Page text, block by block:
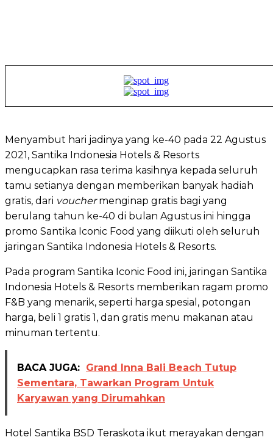
Menyambut hari jadinya yang ke-40 pada 22 Agustus
2021, Santika Indonesia Hotels & Resorts
mengucapkan rasa terima kasihnya kepada seluruh
tamu setianya dengan memberikan banyak hadiah
gratis, dari vouchermenginap gratis bagi yang
berulang tahun ke-40 di bulan Agustus ini hingga
promo Santika Iconic Food yang diikuti oleh seluruh
jaringan Santika Indonesia Hotels & Resorts.
Pada program Santika Iconic Food ini, jaringan Santika
Indonesia Hotels & Resorts memberikan ragam promo
F&B yang menarik, seperti harga spesial, potongan
harga, beli 1 gratis 1, dan gratis menu makanan atau
minuman tertentu.
BACA JUGA: Grand Inna Bali Beach Tutup
Sementara, Tawarkan Program Untuk
Karyawan yang Dirumahkan
Hotel Santika BSD Teraskota ikut merayakan dengan